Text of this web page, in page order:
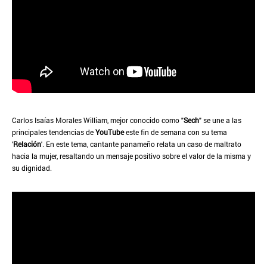
Carlos Isaías Morales William, mejor conocido como "Sech" se une a las
principales tendencias deYouTubeeste fin de semana con su tema
'Relación'. En este tema, cantante panameño relata un caso de maltrato
hacia la mujer, resaltando un mensaje positivo sobre el valor de la misma y
su dignidad.